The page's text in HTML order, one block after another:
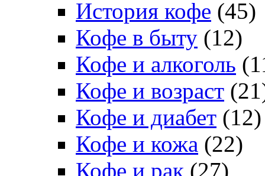
История кофе (45)
Кофе в быту (12)
Кофе и алкоголь
Кофе и возраст
Кофе и диабет (12)
Кофе и кожа (22)
Кофе и рак (27)